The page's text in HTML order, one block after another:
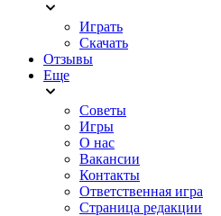
Играть
Скачать
Отзывы
Еще
Советы
Игры
О нас
Вакансии
Контакты
Ответственная игра
Страница редакции